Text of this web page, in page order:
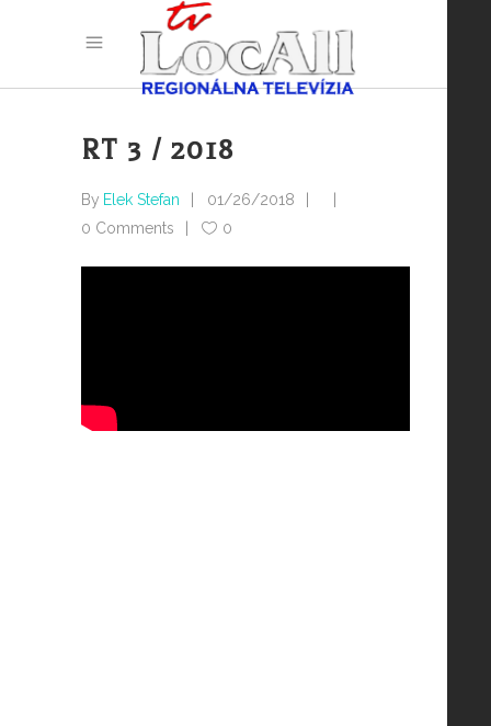
RT 3 / 2018
By Elek Stefan
01/26/2018
0 Comments
0